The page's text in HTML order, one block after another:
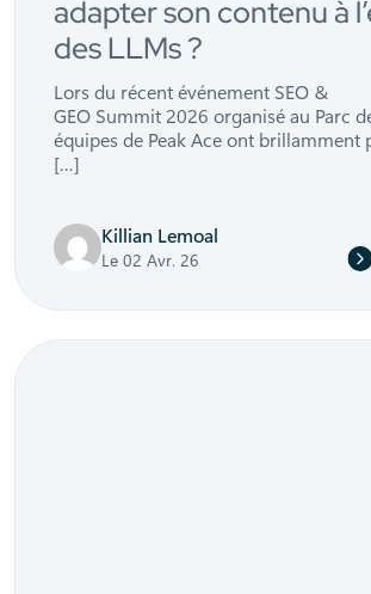
adapter son contenu à
des LLMs ?
Lors du récent événement SEO &
GEO Summit 2026 organisé au Parc
équipes de Peak Ace ont brillamment
[…]
Killian Lemoal
Le 02 Avr. 26